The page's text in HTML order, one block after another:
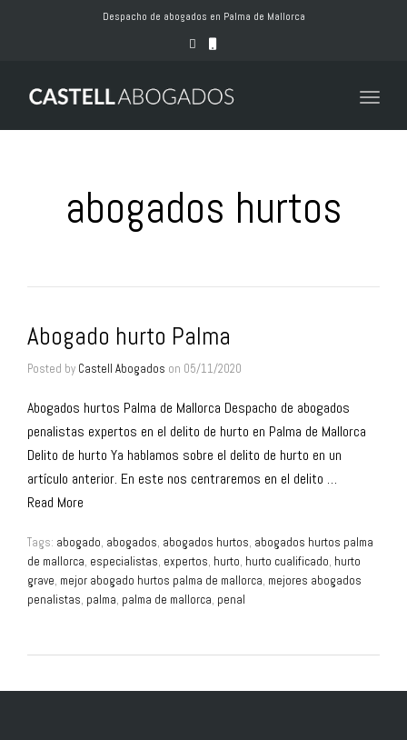
Despacho de abogados en Palma de Mallorca
Toggle
abogados hurtos
Abogado hurto Palma
Posted by Castell Abogados on 05/11/2020
Abogados hurtos Palma de Mallorca Despacho de abogados
penalistas expertos en el delito de hurto en Palma de Mallorca
Delito de hurto Ya hablamos sobre el delito de hurto en un
artículo anterior. En este nos centraremos en el delito …
Read More
Tags: abogado, abogados, abogados hurtos, abogados hurtos palma
de mallorca, especialistas, expertos, hurto, hurto cualificado, hurto
grave, mejor abogado hurtos palma de mallorca, mejores abogados
penalistas, palma, palma de mallorca, penal